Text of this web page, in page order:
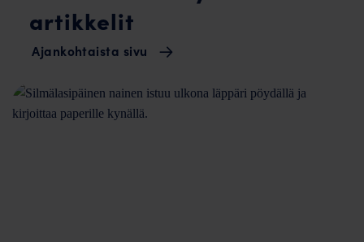
artikkelit
Ajankohtaista sivu